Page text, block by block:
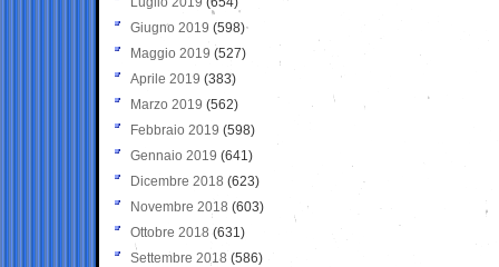
Giugno 2019 (598)
Maggio 2019 (527)
Aprile 2019 (383)
Marzo 2019 (562)
Febbraio 2019 (598)
Gennaio 2019 (641)
Dicembre 2018 (623)
Novembre 2018 (603)
Ottobre 2018 (631)
Settembre 2018 (586)